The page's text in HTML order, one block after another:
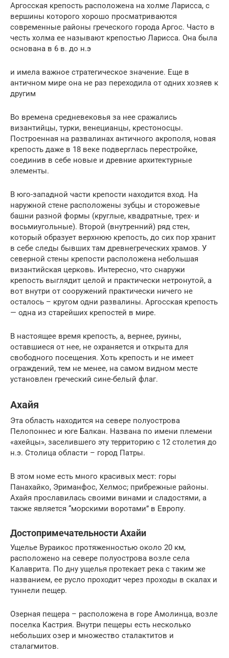
Аргосская крепость расположена на холме Ларисса, с
вершины которого хорошо просматриваются
современные районы греческого города Аргос. Часто в
честь холма ее называют крепостью Ларисса. Она была
основана в 6 в. до н.э
и имела важное стратегическое значение. Еще в
античном мире она не раз переходила от одних хозяев к
другим
Во времена средневековья за нее сражались
византийцы, турки, венецианцы, крестоносцы.
Построенная на развалинах античного акрополя, новая
крепость даже в 18 веке подверглась перестройке,
соединив в себе новые и древние архитектурные
элементы.
В юго-западной части крепости находится вход. На
наружной стене расположены зубцы и сторожевые
башни разной формы (круглые, квадратные, трех- и
восьмиугольные). Второй (внутренний) ряд стен,
который образует верхнюю крепость, до сих пор хранит
в себе следы бывших там древнегреческих храмов. У
северной стены крепости расположена небольшая
византийская церковь. Интересно, что снаружи
крепость выглядит целой и практически нетронутой, а
вот внутри от сооружений практически ничего не
осталось – кругом одни развалины. Аргосская крепость
— одна из старейших крепостей в мире.
В настоящее время крепость, а, вернее, руины,
оставшиеся от нее, не охраняется и открыта для
свободного посещения. Хоть крепость и не имеет
ограждений, тем не менее, на самом видном месте
установлен греческий сине-белый флаг.
Ахайя
Эта область находится на севере полуострова
Пелопоннес и юге Балкан. Названа по имени племени
«ахейцы», заселившего эту территорию с 12 столетия до
н.э. Столица области – город Патры.
В этом номе есть много красивых мест: горы
Панахайко, Эриманфос, Хелмос; прибрежные районы.
Ахайя прославилась своими винами и сладостями, а
также является “морскими воротами” в Европу.
Достопримечательности Ахайи
Ущелье Вураикос протяженностью около 20 км,
расположено на севере полуострова возле села
Калаврита. По дну ущелья протекает река с таким же
названием, ее русло проходит через проходы в скалах и
туннели пещер.
Озерная пещера – расположена в горе Амолинца, возле
поселка Кастрия. Внутри пещеры есть несколько
небольших озер и множество сталактитов и
сталагмитов.